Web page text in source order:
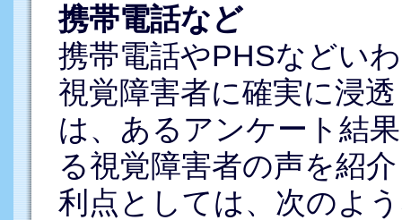
携帯電話など
携帯電話やPHSなどい
視覚障害者に確実に浸
は、あるアンケート結
る視覚障害者の声を紹
利点としては、次のよ